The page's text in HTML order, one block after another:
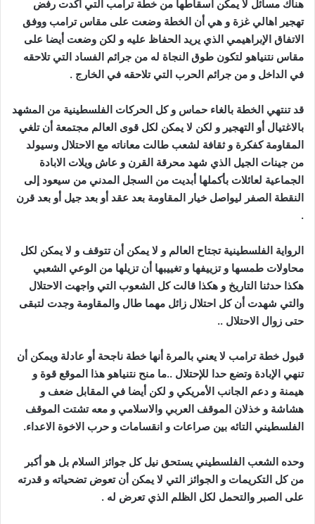
هناك مسائل لا يمكن اسقاطها من خطة ترامب التي أكدت رفض
تهجير اهالي غزة و هي أن الخطة وضعت على مقاس ترامب ووفق
الاتفاق الإبراهيمي الذي يريد الحفاظ عليه و لكن وضعت أيضا على
مقاس نتنياهو لتكون طوق النجاة له من جرائم الفساد التي تلاحقه
في الداخل و من جرائم الحرب التي تلاحقه في الخارج .
قد تنتهي الخطة بالغاء حماس و كل الحركات الفلسطينية من المشهد
بالاغتيال أو التهجير و لكن لا يمكن لكل قوى العالم مجتمعة أن تلغي
المقاومة كفكرة و ثقافة لشعب طالت معاناته مع الاحتلال وسيولد
من جينات الجيل الذي شهد محرقة القرن و عاش ويلات الابادة
الجماعية لعائلات بأكملها أبديت من السجل المدني من سيعود إلى
النقطة الصفر ليواصل خيار المقاومة بعد عقد أو بعد جيل أو بعد قرن
.
الرواية الفلسطينية تجتاح العالم و لا يمكن أن تتوقف و لا يمكن لكل
محاولات طمسها و تزييفها و تغييبها أن تزيلها من الوعي الشعبي
هكذا حدثنا التاريخ و هكذا قالت كل الشعوب التي واجهت الاحتلال
والتي شهدت أن كل احتلال زائل مهما طال والمقاومة وجدت لتبقى
حتى زوال الاحتلال ..
قبول خطة ترامب لا يعني بالمرة أنها خطة ناجحة أو عادلة ويمكن أن
تنهي الإبادة وتضع حدا للإحتلال ..ما منح نتنياهو هذا الموقع قوة و
هيمنة و دعم الجانب الأمريكي و لكن أيضا في المقابل ضعف و
هشاشة و خذلان الموقف العربي والاسلامي و معه تشتت الموقف
الفلسطيني التائه بين صراعات و انقسامات و حرب الاخوة الاعداء.
وحده الشعب الفلسطيني يستحق نيل كل جوائز السلام بل هو أكبر
من كل التكريمات و الجوائز التي لا يمكن أن تعوض تضحياته و قدرته
على الصبر والتحمل لكل الظلم الذي تعرض له .